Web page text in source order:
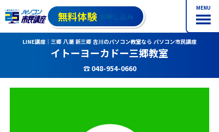
MENU
無料体験 お申し込み
LINE講座｜三郷 八潮 新三郷 吉川のパソコン教室なら パソコン市民講座
イトーヨーカドー三郷教室
☎ 048-954-0660